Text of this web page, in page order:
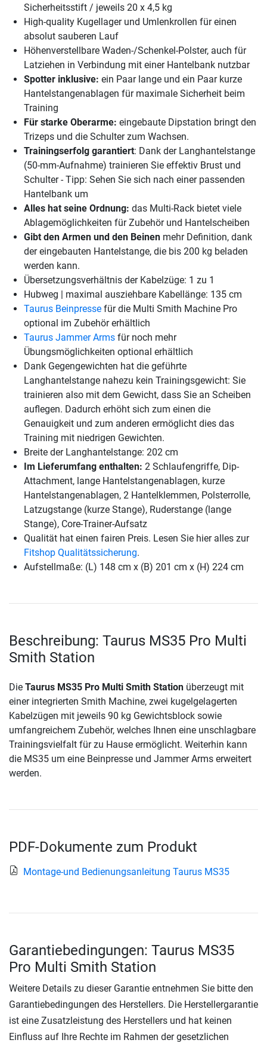
Sicherheitsstift / jeweils 20 x 4,5 kg
High-quality Kugellager und Umlenkrollen für einen
absolut sauberen Lauf
Höhenverstellbare Waden-/Schenkel-Polster, auch für
Latziehen in Verbindung mit einer Hantelbank nutzbar
Spotter inklusive: ein Paar lange und ein Paar kurze
Hantelstangenablagen für maximale Sicherheit beim
Training
Für starke Oberarme: eingebaute Dipstation bringt den
Trizeps und die Schulter zum Wachsen.
Trainingserfolg garantiert: Dank der Langhantelstange
(50-mm-Aufnahme) trainieren Sie effektiv Brust und
Schulter - Tipp: Sehen Sie sich nach einer passenden
Hantelbank um
Alles hat seine Ordnung: das Multi-Rack bietet viele
Ablagemöglichkeiten für Zubehör und Hantelscheiben
Gibt den Armen und den Beinen mehr Definition, dank
der eingebauten Hantelstange, die bis 200 kg beladen
werden kann.
Übersetzungsverhältnis der Kabelzüge: 1 zu 1
Hubweg | maximal ausziehbare Kabellänge: 135 cm
Taurus Beinpresse für die Multi Smith Machine Pro
optional im Zubehör erhältlich
Taurus Jammer Arms für noch mehr
Übungsmöglichkeiten optional erhältlich
Dank Gegengewichten hat die geführte
Langhantelstange nahezu kein Trainingsgewicht: Sie
trainieren also mit dem Gewicht, dass Sie an Scheiben
auflegen. Dadurch erhöht sich zum einen die
Genauigkeit und zum anderen ermöglicht dies das
Training mit niedrigen Gewichten.
Breite der Langhantelstange: 202 cm
Im Lieferumfang enthalten: 2 Schlaufengriffe, Dip-
Attachment, lange Hantelstangenablagen, kurze
Hantelstangenablagen, 2 Hantelklemmen, Polsterrolle,
Latzugstange (kurze Stange), Ruderstange (lange
Stange), Core-Trainer-Aufsatz
Qualität hat einen fairen Preis. Lesen Sie hier alles zur
Fitshop Qualitätssicherung.
Aufstellmaße: (L) 148 cm x (B) 201 cm x (H) 224 cm
Beschreibung: Taurus MS35 Pro Multi
Smith Station
Die Taurus MS35 Pro Multi Smith Station überzeugt mit
einer integrierten Smith Machine, zwei kugelgelagerten
Kabelzügen mit jeweils 90 kg Gewichtsblock sowie
umfangreichem Zubehör, welches Ihnen eine unschlagbare
Trainingsvielfalt für zu Hause ermöglicht. Weiterhin kann
die MS35 um eine Beinpresse und Jammer Arms erweitert
werden.
PDF-Dokumente zum Produkt
Montage-und Bedienungsanleitung Taurus MS35
Garantiebedingungen: Taurus MS35
Pro Multi Smith Station
Weitere Details zu dieser Garantie entnehmen Sie bitte den
Garantiebedingungen des Herstellers. Die Herstellergarantie
ist eine Zusatzleistung des Herstellers und hat keinen
Einfluss auf Ihre Rechte im Rahmen der gesetzlichen